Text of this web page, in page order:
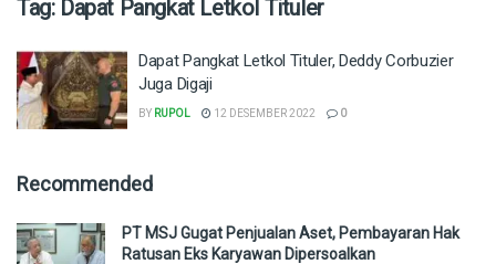
Tag: Dapat Pangkat Letkol Tituler
Dapat Pangkat Letkol Tituler, Deddy Corbuzier
Juga Digaji
BY RUPOL 12 DESEMBER 2022 0
Recommended
PT MSJ Gugat Penjualan Aset, Pembayaran Hak
Ratusan Eks Karyawan Dipersoalkan